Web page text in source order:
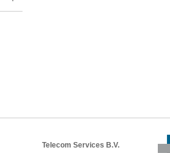
Telecom Services B.V.